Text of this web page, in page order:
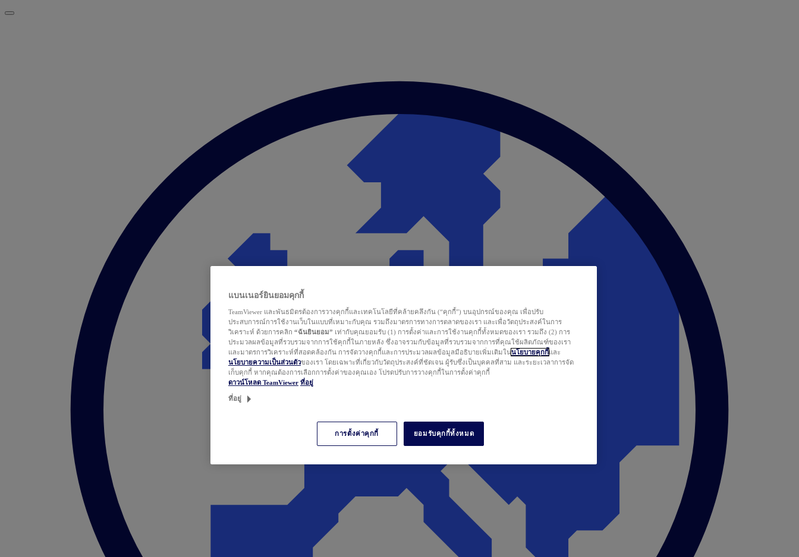
แบนเนอร์ยินยอมคุกกี้
TeamViewer และพันธมิตรต้องการวางคุกกี้และเทคโนโลยีที่คล้ายคลึงกัน (“คุกกี้”) บนอุปกรณ์ของคุณ เพื่อปรับ
ประสบการณ์การใช้งานเว็บในแบบที่เหมาะกับคุณ รวมถึงมาตรการทางการตลาดของเรา และเพื่อวัตถุประสงค์ในการ
วิเคราะห์ ด้วยการคลิก “ฉันยินยอม” เท่ากับคุณยอมรับ (1) การตั้งค่าและการใช้งานคุกกี้ทั้งหมดของเรา รวมถึง (2) การ
ประมวลผลข้อมูลที่รวบรวมจากการใช้คุกกี้ในภายหลัง ซึ่งอาจรวมกับข้อมูลที่รวบรวมจากการที่คุณใช้ผลิตภัณฑ์ของเรา
และมาตรการวิเคราะห์ที่สอดคล้องกัน การจัดวางคุกกี้และการประมวลผลข้อมูลมีอธิบายเพิ่มเติมในนโยบายคุกกี้และ
นโยบายความเป็นส่วนตัวของเรา โดยเฉพาะที่เกี่ยวกับวัตถุประสงค์ที่ชัดเจน ผู้รับซึ่งเป็นบุคคลที่สาม และระยะเวลาการจัด
เก็บคุกกี้ หากคุณต้องการเลือกการตั้งค่าของคุณเอง โปรดปรับการวางคุกกี้ในการตั้งค่าคุกกี้
ดาวน์โหลด TeamViewer ที่อยู่
ที่อยู่
การตั้งค่าคุกกี้ ยอมรับคุกกี้ทั้งหมด